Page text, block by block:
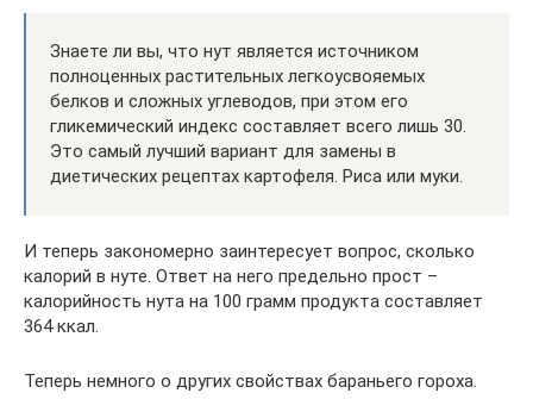
Знаете ли вы, что нут является источником
полноценных растительных легкоусвояемых
белков и сложных углеводов, при этом его
гликемический индекс составляет всего лишь 30.
Это самый лучший вариант для замены в
диетических рецептах картофеля. Риса или муки.
И теперь закономерно заинтересует вопрос, сколько
калорий в нуте. Ответ на него предельно прост –
калорийность нута на 100 грамм продукта составляет
364 ккал.
Теперь немного о других свойствах бараньего гороха.